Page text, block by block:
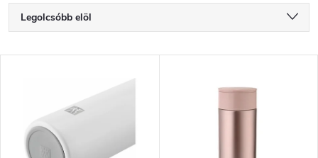
T
e
m
Legolcsóbb elöl
ABC szerint